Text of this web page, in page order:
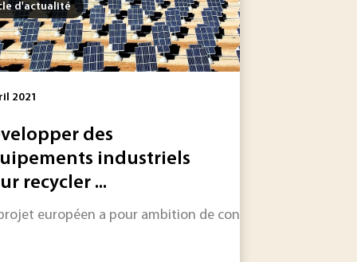
peuvent s’avérer intéressantes. L’Alliance...
d'actualité
2021
des
industriels
recycler ...
européen a pour ambition de construire de